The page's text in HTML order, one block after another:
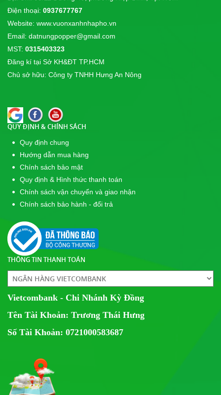
14/09/2017
CÔNG TY TNHH THỰC PHẨM SƠN THÁI chúng
Giải Cầu Lông Công Viên Lê Văn Tám - Cup
POPPER 2017
Điện thoại: 0937677767
Website: www.vuonxanhnhapho.vn
Email: datnungpopper@gmail.com
MST: 0315403323
Đăng kí tại Sở KH&ĐT TP.HCM
Chủ sở hữu: Công ty TNHH Hưng An Nông
QUY ĐỊNH & CHÍNH SÁCH
Quy định chung
Hướng dẫn mua hàng
Chính sách bảo mật
Quy định & Hình thức thanh toán
Chính sách vận chuyển và giao nhận
Chính sách bảo hành - đổi trả
THÔNG TIN THANH TOÁN
Vietcombank - Chi Nhánh Kỳ Đồng
Tên Tài Khoản: Trương Thái Hưng
Số Tài Khoản: 0721000583687